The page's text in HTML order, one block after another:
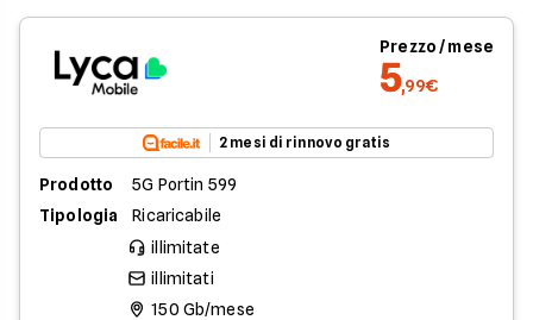
Prezzo / mese
5,99€
2 mesi di rinnovo gratis
Prodotto
5G Portin 599
Tipologia
Ricaricabile
illimitate
illimitati
150 Gb/mese